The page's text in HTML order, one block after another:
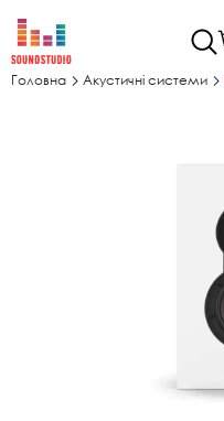
Головна Акустичні системи